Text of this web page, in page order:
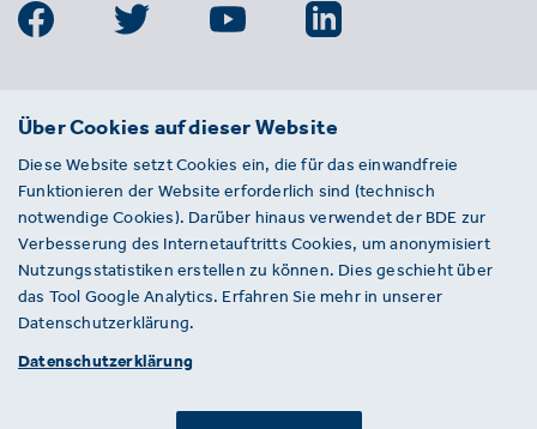
BDE
Entsorgungs-, Wasser- und
Kreislaufwirtschaft e. V.
Von-der-Heydt-Straße 2
D 10785 Berlin
Sie haben einen Fehler auf unserer Website
gefunden? Ihnen ist ein defekter Link
aufgefallen? Wir freuen uns über Ihren
Über Cookies auf dieser Website
Diese Website setzt Cookies ein, die für das einwandfreie
Funktionieren der Website erforderlich sind (technisch
notwendige Cookies). Darüber hinaus verwendet der BDE zur
Verbesserung des Internetauftritts Cookies, um anonymisiert
Nutzungsstatistiken erstellen zu können. Dies geschieht über
das Tool Google Analytics. Erfahren Sie mehr in unserer
Datenschutzerklärung.
Datenschutzerklärung